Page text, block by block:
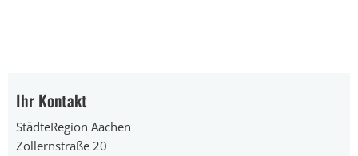
Ihr Kontakt
StädteRegion Aachen
Zollernstraße 20